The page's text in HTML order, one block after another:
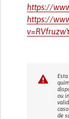
https://
https://
ou
de